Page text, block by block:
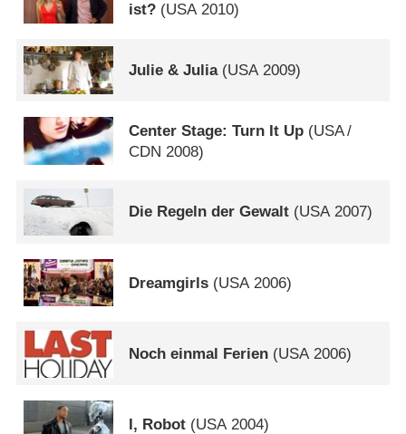
ist? (USA2010)
Julie & Julia(USA2009)
Center Stage: Turn It Up (USA/
CDN 2008)
Die Regeln der Gewalt (USA2007)
Dreamgirls (USA 2006)
Noch einmal Ferien (USA 2006)
I, Robot (USA2004)